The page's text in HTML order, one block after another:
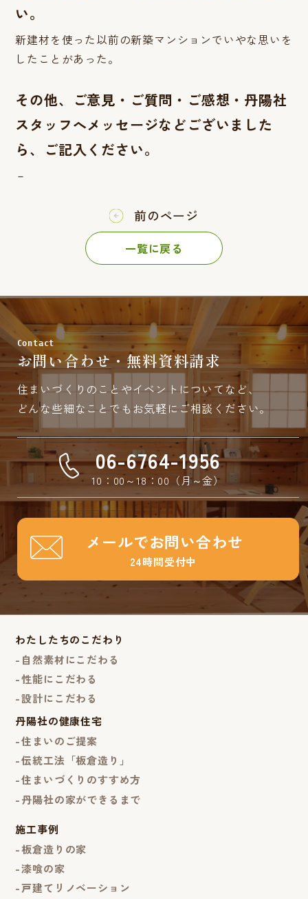
い。
新建材を使った以前の新築マンションでいやな思いを
したことがあった。
その他、ご意見・ご質問・ご感想・丹陽社
スタッフへメッセージなどございました
ら、ご記入ください。
－
前のページ
一覧に戻る
Contact
お問い合わせ・無料資料請求
住まいづくりのことやイベントについてなど、
どんな些細なことでもお気軽にご相談ください。
06-6764-1956
10：00～18：00（月～金）
メールでお問い合わせ
24時間受付中
わたしたちのこだわり
自然素材にこだわる
性能にこだわる
設計にこだわる
丹陽社の健康住宅
住まいのご提案
伝統工法「板倉造り」
住まいづくりのすすめ方
丹陽社の家ができるまで
施工事例
板倉造りの家
漆喰の家
戸建てリノベーション